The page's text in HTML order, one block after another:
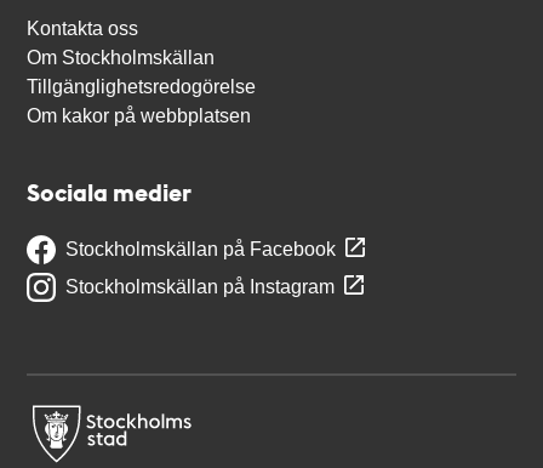
Kontakta oss
Om Stockholmskällan
Tillgänglighetsredogörelse
Om kakor på webbplatsen
Sociala medier
Stockholmskällan på Facebook
Stockholmskällan på Instagram